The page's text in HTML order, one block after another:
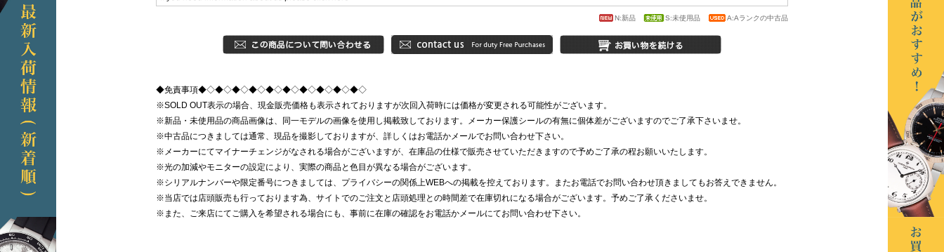
N:新品 S:未使用品 A:Aランクの中古品
◆免責事項◆◇◆◇◆◇◆◇◆◇◆◇◆◇◆◇◆◇◆◇
※SOLD OUT表示の場合、現金販売価格も表示されておりますが次回入荷時には価格が変更される可能性がございます。
※新品・未使用品の商品画像は、同一モデルの画像を使用し掲載致しております。メーカー保護シールの有無に個体差がございますのでご了承下さいませ。
※中古品につきましては通常、現品を撮影しておりますが、詳しくはお電話かメールでお問い合わせ下さい。
※メーカーにてマイナーチェンジがなされる場合がございますが、在庫品の仕様で販売させていただきますので予めご了承の程お願いいたします。
※光の加減やモニターの設定により、実際の商品と色目が異なる場合がございます。
※シリアルナンバーや限定番号につきましては、プライバシーの関係上WEBへの掲載を控えております。またお電話でお問い合わせ頂きましてもお答えできません。
※当店では店頭販売も行っております為、サイトでのご注文と店頭処理との時間差で在庫切れになる場合がございます。予めご了承くださいませ。
※また、ご来店にてご購入を希望される場合にも、事前に在庫の確認をお電話かメールにてお問い合わせ下さい。